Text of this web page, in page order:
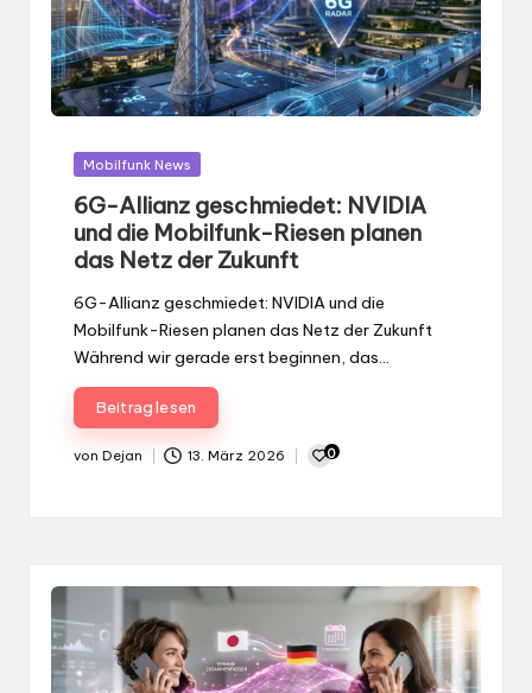
Gepostet
Mobilfunk News
6G-Allianz geschmiedet: NVIDIA
und die Mobilfunk-Riesen planen
das Netz der Zukunft
6G-Allianz geschmiedet: NVIDIA und die
Mobilfunk-Riesen planen das Netz der Zukunft
Während wir gerade erst beginnen, das…
Beitrag lesen
Gepostet
von Dejan 13. März 2026 0